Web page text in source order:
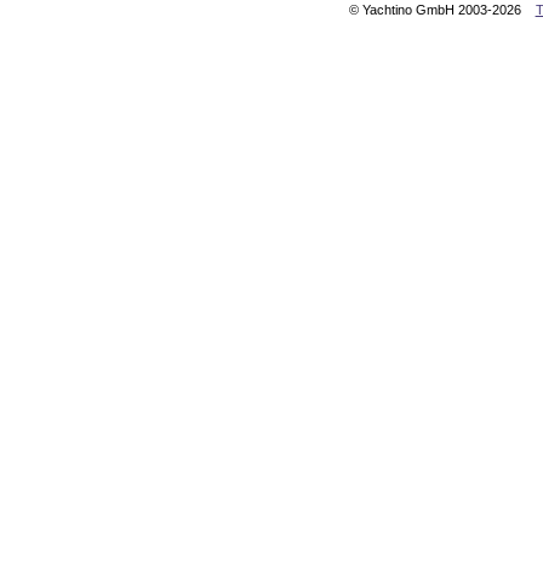
© Yachtino GmbH 2003-2026